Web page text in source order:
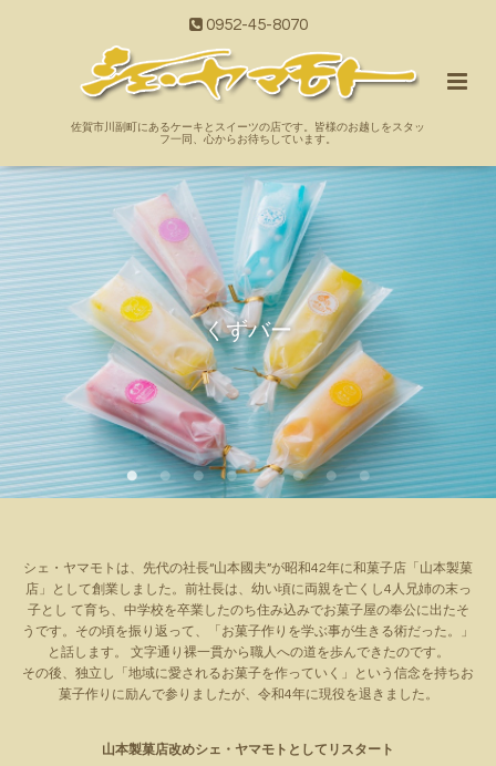
0952-45-8070
佐賀市川副町にあるケーキとスイーツの店です。皆様のお越しをスタッ
フ一同、心からお待ちしています。
くずバー
シェ・ヤマモトは、先代の社長“山本國夫”が昭和42年に和菓子店「山本製菓
店」として創業しました。前社長は、幼い頃に両親を亡くし4人兄姉の末っ
子とし て育ち、中学校を卒業したのち住み込みでお菓子屋の奉公に出たそ
うです。その頃を振り返って、「お菓子作りを学ぶ事が生きる術だった。」
と話します。 文字通り裸一貫から職人への道を歩んできたのです。
その後、独立し「地域に愛されるお菓子を作っていく」という信念を持ちお
菓子作りに励んで参りましたが、令和4年に現役を退きました。
山本製菓店改めシェ・ヤマモトとしてリスタート